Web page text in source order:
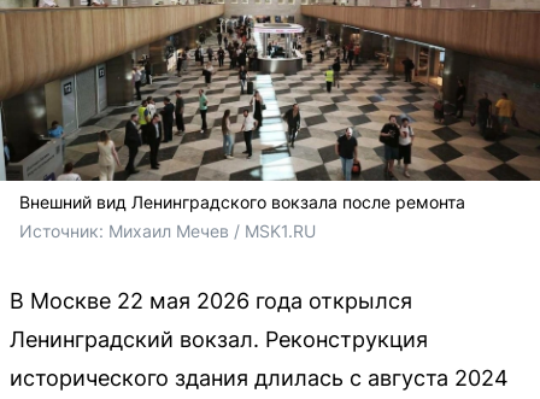
Внешний вид Ленинградского вокзала после ремонта
Источник: Михаил Мечев / MSK1.RU
В Москве 22 мая 2026 года открылся
Ленинградский вокзал. Реконструкция
исторического здания длилась с августа 2024